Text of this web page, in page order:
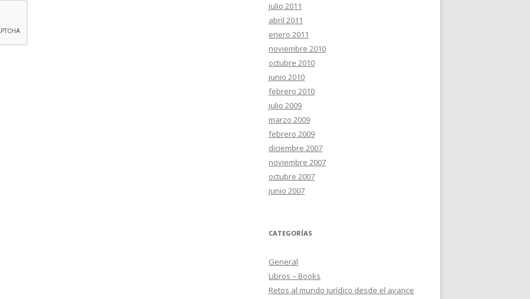
julio 2011
abril 2011
enero 2011
noviembre 2010
octubre 2010
junio 2010
febrero 2010
julio 2009
marzo 2009
febrero 2009
diciembre 2007
noviembre 2007
octubre 2007
junio 2007
CATEGORÍAS
General
Libros – Books
Retos al mundo jurídico desde el avance